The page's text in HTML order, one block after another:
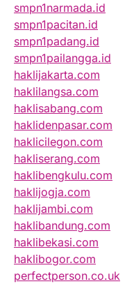
smpn1narmada.id
smpn1pacitan.id
smpn1padang.id
smpn1pailangga.id
haklijakarta.com
haklilangsa.com
haklisabang.com
haklidenpasar.com
haklicilegon.com
hakliserang.com
haklibengkulu.com
haklijogja.com
haklijambi.com
haklibandung.com
haklibekasi.com
haklibogor.com
perfectperson.co.uk